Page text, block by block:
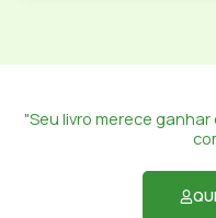
"Seu livro merece